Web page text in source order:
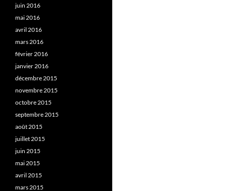
juin 2016
mai 2016
avril 2016
mars 2016
février 2016
janvier 2016
décembre 2015
novembre 2015
octobre 2015
septembre 2015
août 2015
juillet 2015
juin 2015
mai 2015
avril 2015
mars 2015